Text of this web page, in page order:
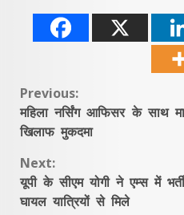
Continue
Reading
Previous:
महिला नर्सिंग आफिसर के साथ
खिलाफ मुकदमा
Next:
यूपी के सीएम योगी ने एम्स में
घायल यात्रियों से मिले